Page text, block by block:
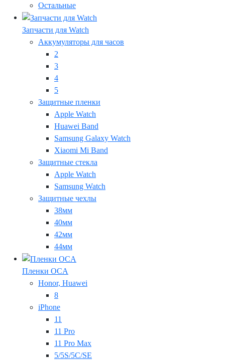
Остальные
Запчасти для Watch
Аккумуляторы для часов
2
3
4
5
Защитные пленки
Apple Watch
Huawei Band
Samsung Galaxy Watch
Xiaomi Mi Band
Защитные стекла
Apple Watch
Samsung Watch
Защитные чехлы
38мм
40мм
42мм
44мм
Пленки OCA
Honor, Huawei
8
iPhone
11
11 Pro
11 Pro Max
5/5S/5C/SE